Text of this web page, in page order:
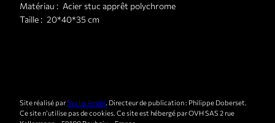
Matériau : Acier stuc apprêt polychrome
Taille : 20*40*35 cm
Site réalisé parSacha André. Directeur de publication : Philippe Doberset.
Ce site n’utilise pas de cookies. Ce site est hébergé par OVH SAS 2 rue